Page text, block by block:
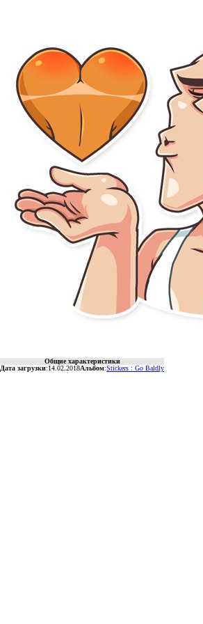
Общие характеристики
Дата загрузки:14.02.2018Альбом:Stickers : Go Baldly